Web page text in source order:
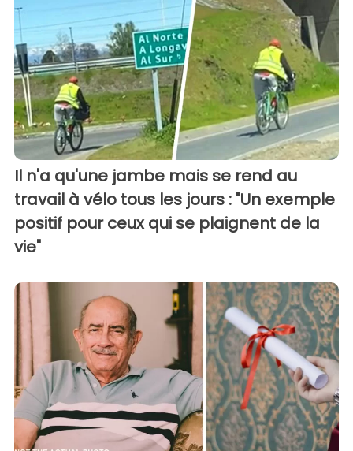
Il n'a qu'une jambe mais se rend au
travail à vélo tous les jours : "Un exemple
positif pour ceux qui se plaignent de la
vie"